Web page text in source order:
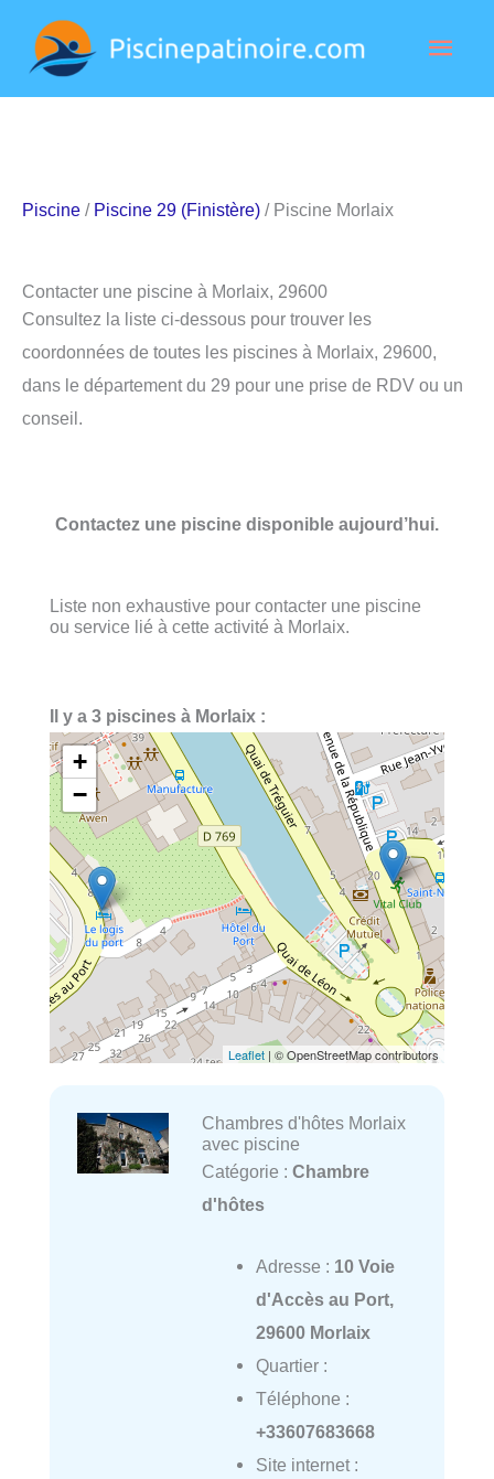
contenu
Piscine / Piscine 29 (Finistère) / Piscine Morlaix
Contacter une piscine à Morlaix, 29600
Consultez la liste ci-dessous pour trouver les
coordonnées de toutes les piscines à Morlaix, 29600,
dans le département du 29 pour une prise de RDV ou un
conseil.
Contactez une piscine disponible aujourd’hui.
Liste non exhaustive pour contacter une piscine
ou service lié à cette activité à Morlaix.
Il y a 3 piscines à Morlaix :
+
−
Leaflet | © OpenStreetMap contributors
Chambres d'hôtes Morlaix
avec piscine
Catégorie : Chambre
d'hôtes
Adresse : 10 Voie
d'Accès au Port,
29600 Morlaix
Quartier :
Téléphone :
+33607683668
Site internet :